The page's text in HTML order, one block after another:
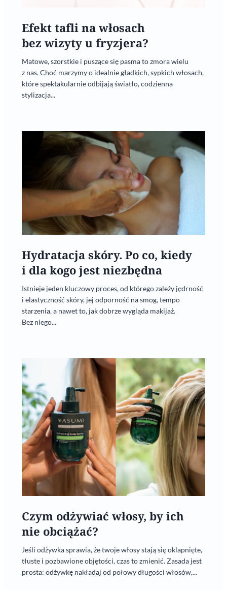
Efekt tafli na włosach
bez wizyty u fryzjera?
Matowe, szorstkie i puszące się pasma to zmora wielu
z nas. Choć marzymy o idealnie gładkich, sypkich włosach,
które spektakularnie odbijają światło, codzienna
stylizacja...
Hydratacja skóry. Po co, kiedy
i dla kogo jest niezbędna
Istnieje jeden kluczowy proces, od którego zależy jędrność
i elastyczność skóry, jej odporność na smog, tempo
starzenia, a nawet to, jak dobrze wygląda makijaż.
Bez niego...
Czym odżywiać włosy, by ich
nie obciążać?
Jeśli odżywka sprawia, że twoje włosy stają się oklapnięte,
tłuste i pozbawione objętości, czas to zmienić. Zasada jest
prosta: odżywkę nakładaj od połowy długości włosów,...